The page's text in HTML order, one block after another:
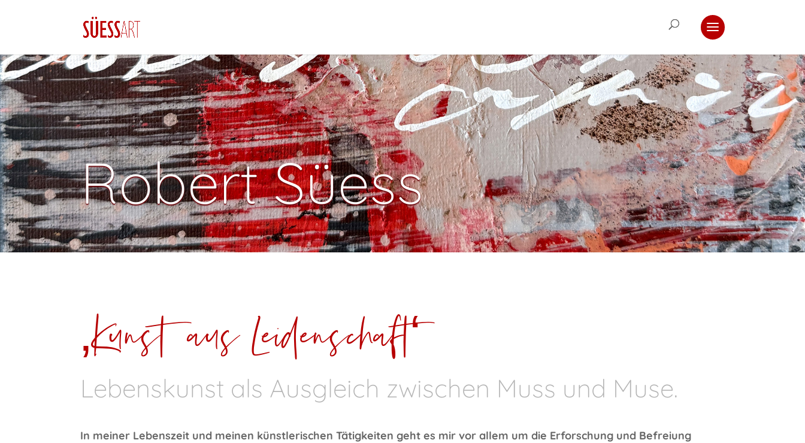
Robert Süess
‚Kunst aus Leidenschaft‘
Lebenskunst als Ausgleich zwischen Muss und Muse.
In meiner Lebenszeit und meinen künstlerischen Tätigkeiten geht es mir vor allem um die Erforschung und Befreiung